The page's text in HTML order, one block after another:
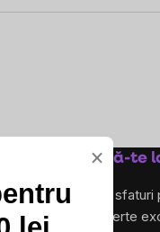
Abonează-te
și primește sfaturi
sănătos, oferte
×